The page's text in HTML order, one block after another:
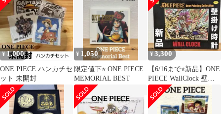
¥1,000
ONE PIECE ハンカチセ
ット 未開封
¥ 1,050
限定値下⭐︎ ONE PIECE
MEMORIAL BEST
¥3,300
【6/16まで⭐︎新品】ONE
PIECE WallClock 壁掛
け時計